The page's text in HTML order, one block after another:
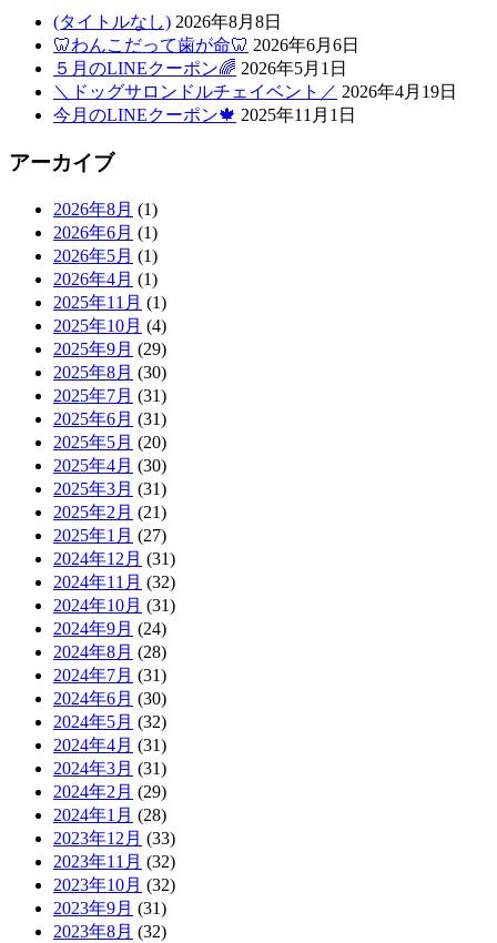
(タイトルなし) 2026年8月8日
🦷わんこだって歯が命🦷 2026年6月6日
５月のLINEクーポン🌈 2026年5月1日
＼ドッグサロンドルチェイベント／ 2026年4月19日
今月のLINEクーポン🍁 2025年11月1日
アーカイブ
2026年8月 (1)
2026年6月 (1)
2026年5月 (1)
2026年4月 (1)
2025年11月 (1)
2025年10月 (4)
2025年9月 (29)
2025年8月 (30)
2025年7月 (31)
2025年6月 (31)
2025年5月 (20)
2025年4月 (30)
2025年3月 (31)
2025年2月 (21)
2025年1月 (27)
2024年12月 (31)
2024年11月 (32)
2024年10月 (31)
2024年9月 (24)
2024年8月 (28)
2024年7月 (31)
2024年6月 (30)
2024年5月 (32)
2024年4月 (31)
2024年3月 (31)
2024年2月 (29)
2024年1月 (28)
2023年12月 (33)
2023年11月 (32)
2023年10月 (32)
2023年9月 (31)
2023年8月 (32)